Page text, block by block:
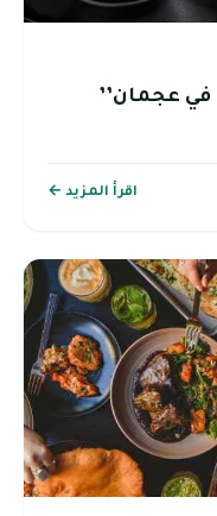
عجمان’’
اقرأ المزيد ←